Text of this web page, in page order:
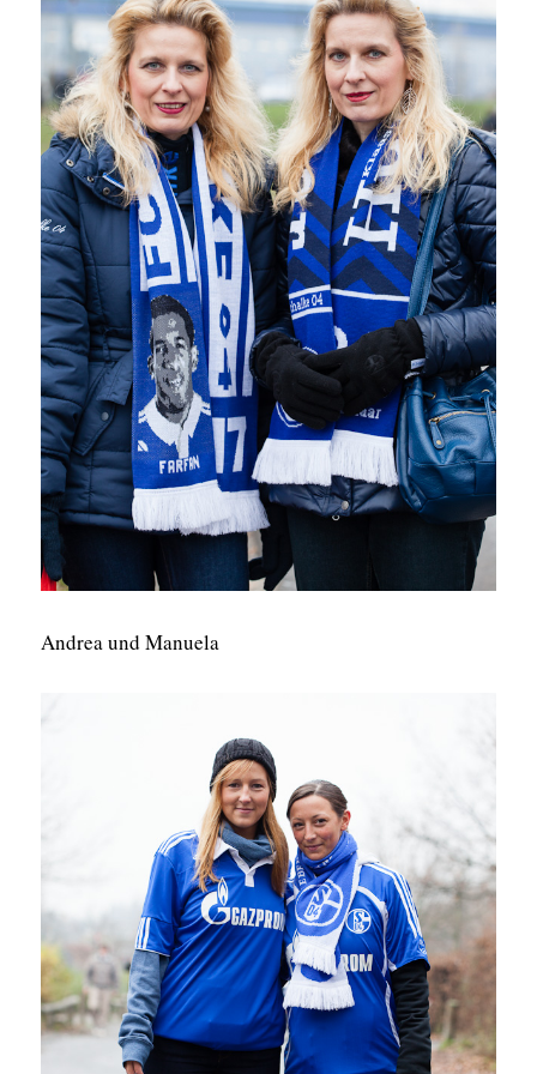
Andrea und Manuela